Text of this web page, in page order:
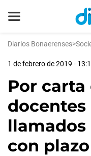
Diarios Bonaerenses>
1 de febrero de 2019 -
Por
docentes
con